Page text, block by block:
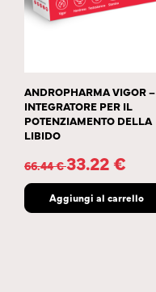
ANDROPHARMA VIGOR –
INTEGRATORE PER IL
POTENZIAMENTO DELLA
LIBIDO
66.44€33.22€
Aggiungi al carrello